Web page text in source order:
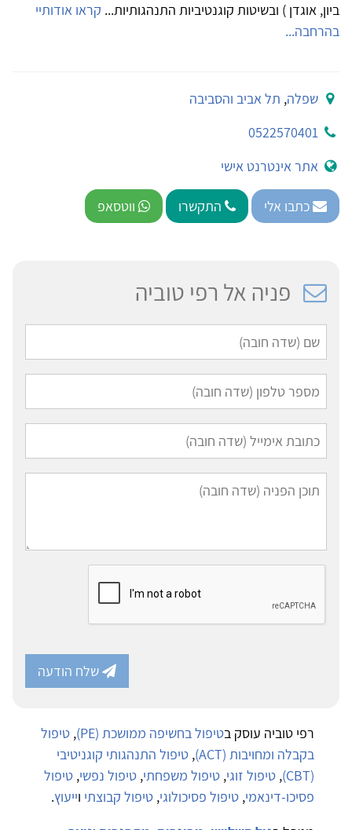
ביון, אוגדן ) ובשיטות קוגנטיביות התנהגותיות... קראו אודותיי
בהרחבה...
שפלה, תל אביב והסביבה
0522570401
אתר אינטרנט אישי
כתבו אלי התקשרו ווטסאפ
פניה אל רפי טוביה
שלח הודעה
רפי טוביה עוסק בטיפול בחשיפה ממושכת (PE) , טיפול
בקבלה ומחויבות (ACT)
, טיפול התנהגותי קוגניטיבי
(CBT)
, טיפול זוגי, טיפול משפחתי, טיפול נפשי, טיפול
פסיכו-דינאמי, טיפול פסיכולוגי, טיפול קבוצתי וייעוץ.